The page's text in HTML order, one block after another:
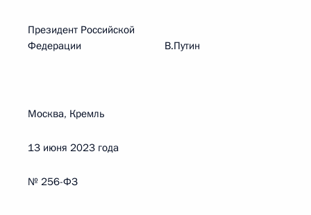
Президент Российской
Федерации В.Путин
Москва, Кремль
13 июня 2023 года
№ 256-ФЗ